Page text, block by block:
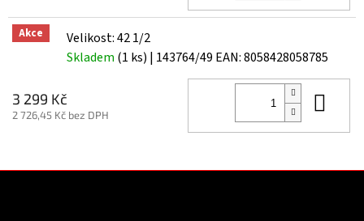
Akce
Velikost: 42 1/2
Skladem (1 ks) | 143764/49 EAN:8058428058785
3 299 Kč
2 726,45 Kč bez DPH